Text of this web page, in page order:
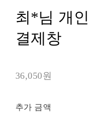
최*님 개인
결제창
36,050원
추가 금액